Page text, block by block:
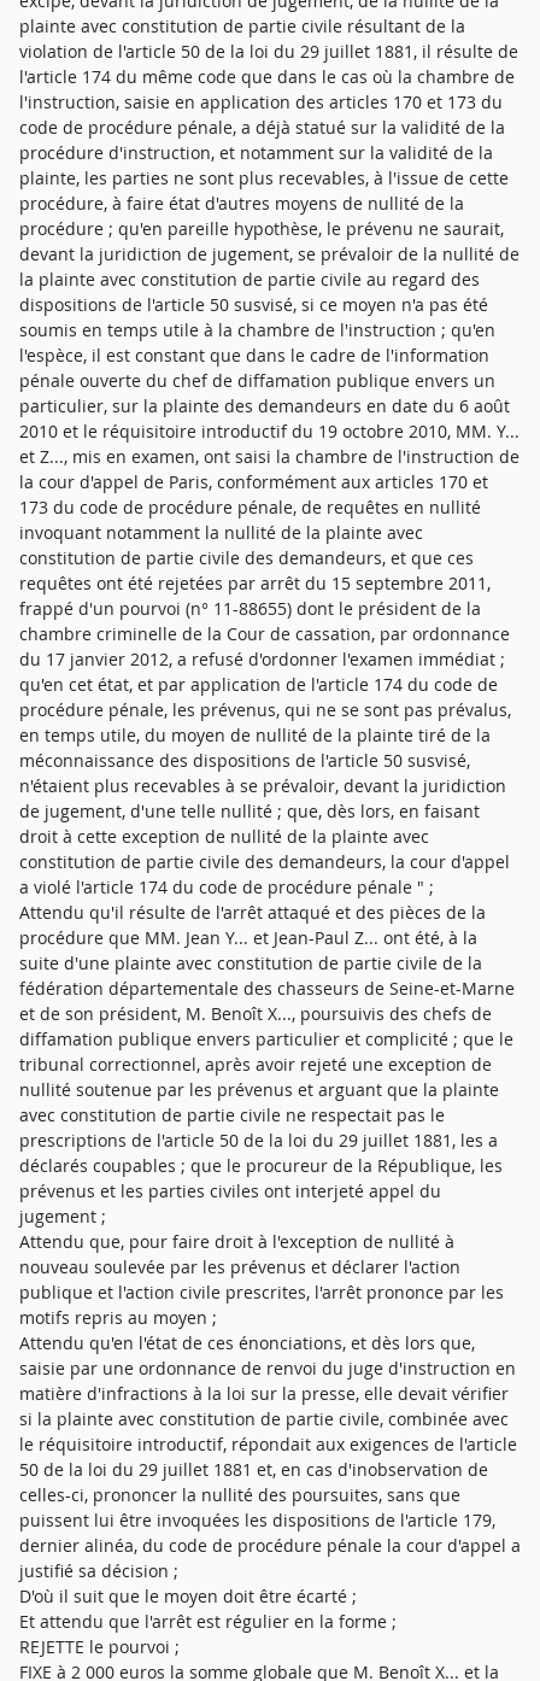
plainte avec constitution de partie civile résultant de la
violation de l'article 50 de la loi du 29 juillet 1881, il résulte de
l'article 174 du même code que dans le cas où la chambre de
l'instruction, saisie en application des articles 170 et 173 du
code de procédure pénale, a déjà statué sur la validité de la
procédure d'instruction, et notamment sur la validité de la
plainte, les parties ne sont plus recevables, à l'issue de cette
procédure, à faire état d'autres moyens de nullité de la
procédure ; qu'en pareille hypothèse, le prévenu ne saurait,
devant la juridiction de jugement, se prévaloir de la nullité de
la plainte avec constitution de partie civile au regard des
dispositions de l'article 50 susvisé, si ce moyen n'a pas été
soumis en temps utile à la chambre de l'instruction ; qu'en
l'espèce, il est constant que dans le cadre de l'information
pénale ouverte du chef de diffamation publique envers un
particulier, sur la plainte des demandeurs en date du 6 août
2010 et le réquisitoire introductif du 19 octobre 2010, MM. Y...
et Z..., mis en examen, ont saisi la chambre de l'instruction de
la cour d'appel de Paris, conformément aux articles 170 et
173 du code de procédure pénale, de requêtes en nullité
invoquant notamment la nullité de la plainte avec
constitution de partie civile des demandeurs, et que ces
requêtes ont été rejetées par arrêt du 15 septembre 2011,
frappé d'un pourvoi (n° 11-88655) dont le président de la
chambre criminelle de la Cour de cassation, par ordonnance
du 17 janvier 2012, a refusé d'ordonner l'examen immédiat ;
qu'en cet état, et par application de l'article 174 du code de
procédure pénale, les prévenus, qui ne se sont pas prévalus,
en temps utile, du moyen de nullité de la plainte tiré de la
méconnaissance des dispositions de l'article 50 susvisé,
n'étaient plus recevables à se prévaloir, devant la juridiction
de jugement, d'une telle nullité ; que, dès lors, en faisant
droit à cette exception de nullité de la plainte avec
constitution de partie civile des demandeurs, la cour d'appel
a violé l'article 174 du code de procédure pénale " ;
Attendu qu'il résulte de l'arrêt attaqué et des pièces de la
procédure que MM. Jean Y... et Jean-Paul Z... ont été, à la
suite d'une plainte avec constitution de partie civile de la
fédération départementale des chasseurs de Seine-et-Marne
et de son président, M. Benoît X..., poursuivis des chefs de
diffamation publique envers particulier et complicité ; que le
tribunal correctionnel, après avoir rejeté une exception de
nullité soutenue par les prévenus et arguant que la plainte
avec constitution de partie civile ne respectait pas le
prescriptions de l'article 50 de la loi du 29 juillet 1881, les a
déclarés coupables ; que le procureur de la République, les
prévenus et les parties civiles ont interjeté appel du
jugement ;
Attendu que, pour faire droit à l'exception de nullité à
nouveau soulevée par les prévenus et déclarer l'action
publique et l'action civile prescrites, l'arrêt prononce par les
motifs repris au moyen ;
Attendu qu'en l'état de ces énonciations, et dès lors que,
saisie par une ordonnance de renvoi du juge d'instruction en
matière d'infractions à la loi sur la presse, elle devait vérifier
si la plainte avec constitution de partie civile, combinée avec
le réquisitoire introductif, répondait aux exigences de l'article
50 de la loi du 29 juillet 1881 et, en cas d'inobservation de
celles-ci, prononcer la nullité des poursuites, sans que
puissent lui être invoquées les dispositions de l'article 179,
dernier alinéa, du code de procédure pénale la cour d'appel a
justifié sa décision ;
D'où il suit que le moyen doit être écarté ;
Et attendu que l'arrêt est régulier en la forme ;
REJETTE le pourvoi ;
FIXE à 2 000 euros la somme globale que M. Benoît X... et la